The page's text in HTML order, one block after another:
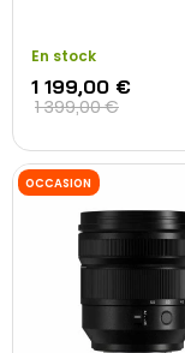
En stock
1 199,00 €
1 399,00 €